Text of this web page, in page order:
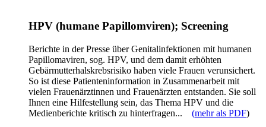
HPV (humane Papillomviren); Screening
Berichte in der Presse über Genitalinfektionen mit humanen
Papillomaviren, sog. HPV, und dem damit erhöhten
Gebärmutterhalskrebsrisiko haben viele Frauen verunsichert.
So ist diese Patienteninformation in Zusammenarbeit mit
vielen Frauenärztinnen und Frauenärzten entstanden. Sie soll
Ihnen eine Hilfestellung sein, das Thema HPV und die
Medienberichte kritisch zu hinterfragen... (mehr als PDF)